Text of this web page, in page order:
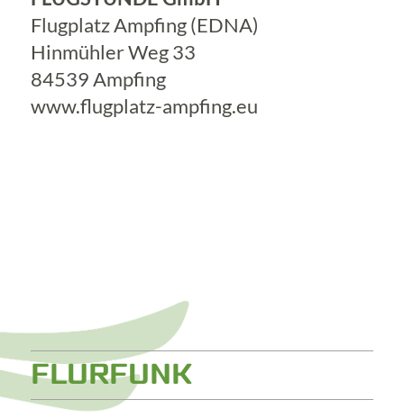
Flugplatz Ampfing (EDNA)
Hinmühler Weg 33
84539 Ampfing
www.flugplatz-ampfing.eu
FLURFUNK